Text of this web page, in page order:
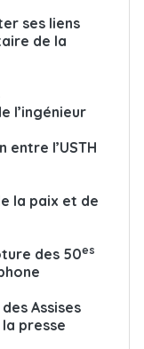
ses liens
de la
l’ingénieur
l’USTH
la paix et de
des 50es
Assises
presse